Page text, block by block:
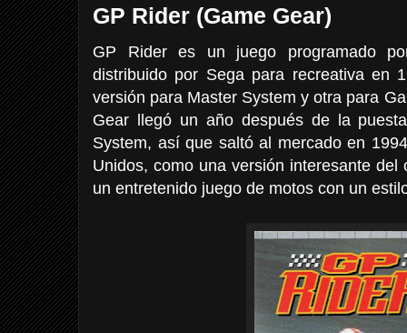
GP Rider (Game Gear)
GP Rider es un juego programado
distribuido por Sega para recreativa en
versión para Master System y otra para
Gear llegó un año después de la
System, así que saltó al mercado en
Unidos, como una versión interesante
un entretenido juego de motos con un